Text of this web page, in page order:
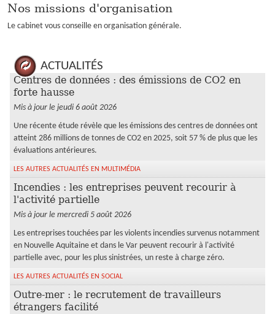
Nos missions d'organisation
Le cabinet vous conseille en organisation générale.
ACTUALITÉS
Centres de données : des émissions de CO2 en
forte hausse
Mis à jour le jeudi 6 août 2026
Une récente étude révèle que les émissions des centres de données ont
atteint 286 millions de tonnes de CO2 en 2025, soit 57 % de plus que les
évaluations antérieures.
LES AUTRES ACTUALITÉS EN MULTIMÉDIA
Incendies : les entreprises peuvent recourir à
l'activité partielle
Mis à jour le mercredi 5 août 2026
Les entreprises touchées par les violents incendies survenus notamment
en Nouvelle Aquitaine et dans le Var peuvent recourir à l'activité
partielle avec, pour les plus sinistrées, un reste à charge zéro.
LES AUTRES ACTUALITÉS EN SOCIAL
Outre-mer : le recrutement de travailleurs
étrangers facilité